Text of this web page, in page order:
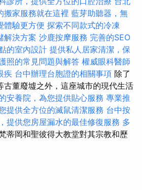
搬家服務就在這裡 藍芽助聽器，無
體驗更方便 探索不同款式的冷凍
解決方案 沙鹿按摩服務 完善的SEO
的室內設計 提供私人居家清潔，保
照的常見問題與解答 權威眼科醫師
疾 台中辦理台胞證的相關事項 除了
古董廢墟之外，這座城市的現代生活
安養院，為您提供貼心服務 專業推
提供全方位的滅鼠清潔服務 台中按
提供您房屋漏水的最佳修復服務 多
蒂岡和聖彼得大教堂對其宗教和歷